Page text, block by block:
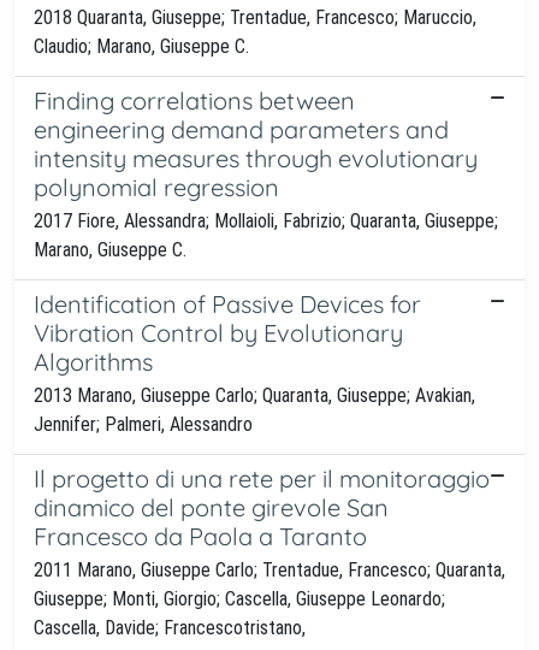
2018 Quaranta, Giuseppe; Trentadue, Francesco; Maruccio,
Claudio; Marano, Giuseppe C.
Finding correlations between
engineering demand parameters and
intensity measures through evolutionary
polynomial regression
2017 Fiore, Alessandra; Mollaioli, Fabrizio; Quaranta, Giuseppe;
Marano, Giuseppe C.
Identification of Passive Devices for
Vibration Control by Evolutionary
Algorithms
2013 Marano, Giuseppe Carlo; Quaranta, Giuseppe; Avakian,
Jennifer; Palmeri, Alessandro
Il progetto di una rete per il monitoraggio
dinamico del ponte girevole San
Francesco da Paola a Taranto
2011 Marano, Giuseppe Carlo; Trentadue, Francesco; Quaranta,
Giuseppe; Monti, Giorgio; Cascella, Giuseppe Leonardo;
Cascella, Davide; Francescotristano,